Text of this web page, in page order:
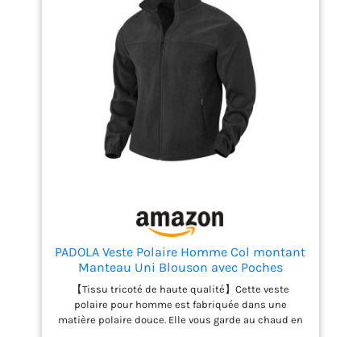
mouvement Le matériau à
séchage rapide permet
d'évacuer rapidement
l'humidité du corps, ce qui
rend cette veste agréable à
porter sans transpirer
PADOLA Veste Polaire Homme Col montant
Manteau Uni Blouson avec Poches
Zippées Hiver Pull d'extérieur Chaude
Zippé Pull Veste de Travail mi Saison
Polaires de Randonnée Coupe Vent (0
Noir, M)
【Tissu tricoté de haute qualité】Cette veste
polaire pour homme est fabriquée dans une
matière polaire douce. Elle vous garde au chaud en